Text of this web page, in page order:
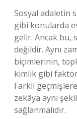
Sosyal adaletin
gibi konularda
gelir. Ancak bu,
değildir. Aynı
biçimlerinin,
kimlik gibi
Farklı
zekâya aynı
sağlanmalıdır.